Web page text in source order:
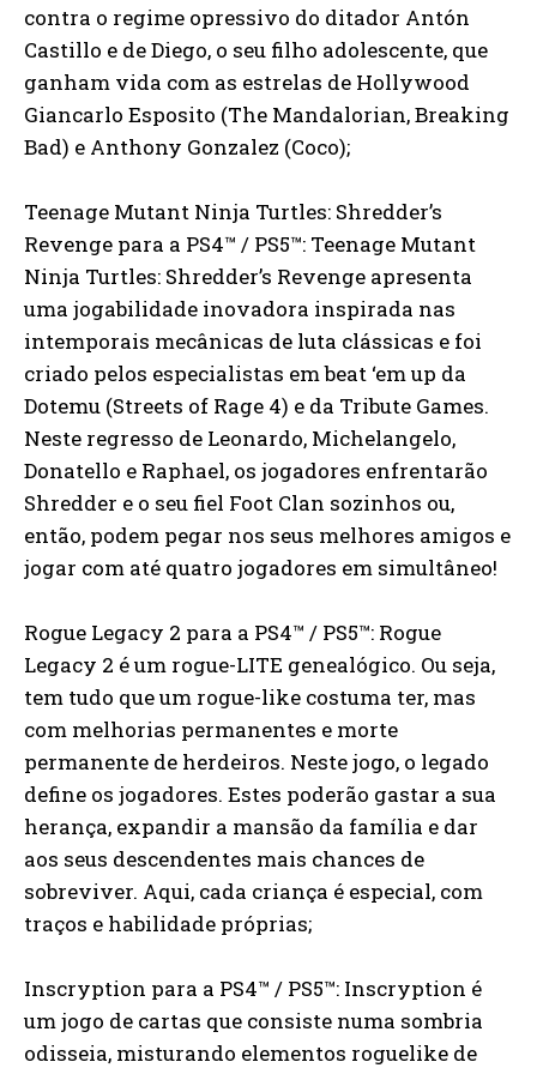
contra o regime opressivo do ditador Antón
Castillo e de Diego, o seu filho adolescente, que
ganham vida com as estrelas de Hollywood
Giancarlo Esposito (The Mandalorian, Breaking
Bad) e Anthony Gonzalez (Coco);
Teenage Mutant Ninja Turtles: Shredder’s
Revenge para a PS4™ / PS5™: Teenage Mutant
Ninja Turtles: Shredder’s Revenge apresenta
uma jogabilidade inovadora inspirada nas
intemporais mecânicas de luta clássicas e foi
criado pelos especialistas em beat ‘em up da
Dotemu (Streets of Rage 4) e da Tribute Games.
Neste regresso de Leonardo, Michelangelo,
Donatello e Raphael, os jogadores enfrentarão
Shredder e o seu fiel Foot Clan sozinhos ou,
então, podem pegar nos seus melhores amigos e
jogar com até quatro jogadores em simultâneo!
Rogue Legacy 2 para a PS4™ / PS5™: Rogue
Legacy 2 é um rogue-LITE genealógico. Ou seja,
tem tudo que um rogue-like costuma ter, mas
com melhorias permanentes e morte
permanente de herdeiros. Neste jogo, o legado
define os jogadores. Estes poderão gastar a sua
herança, expandir a mansão da família e dar
aos seus descendentes mais chances de
sobreviver. Aqui, cada criança é especial, com
traços e habilidade próprias;
Inscryption para a PS4™ / PS5™: Inscryption é
um jogo de cartas que consiste numa sombria
odisseia, misturando elementos roguelike de